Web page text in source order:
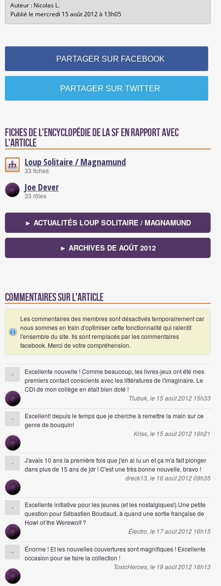
Auteur : Nicolas L.
Publié le mercredi 15 août 2012 à 13h05
PARTAGER SUR FACEBOOK
PARTAGER SUR TWITTER
Fiches de l'encyclopédie de la SF en rapport avec
l'article
Loup Solitaire / Magnamund
33 fiches
Joe Dever
33 rôles
► ACTUALITÉS LOUP SOLITAIRE / MAGNAMUND
► ARCHIVES DE AOÛT 2012
Commentaires sur l'article
Les commentaires des membres sont désactivés temporairement car
nous sommes en train d'optimiser cette fonctionnalité qui ralentit
l'ensemble du site. Ils sont remplacés par les commentaires
facebook. Merci de votre compréhension.
-
Excellente nouvelle ! Comme beaucoup, les livres-jeux ont été mes
premiers contact conscients avec les littératures de l'imaginaire. Le
CDI de mon collège en était bien doté !
Tiubuk, le 15 août 2012 15h33
-
Excellent! depuis le temps que je cherche à remettre la main sur ce
genre de bouquin!
Kriss, le 15 août 2012 16h21
-
J'avais 10 ans la première fois que j'en ai lu un et ça m'a fait plonger
dans plus de 15 ans de jdr ! C'est une très bonne nouvelle, bravo !
dreck13, le 16 août 2012 09h35
-
Excellente initiative pour les jeunes (et les nostalgiques!).Une petite
question pour Sébastien Boudaud, à quand une sortie française de
Howl of the Werewolf ?
Électro, le 17 août 2012 16h15
-
Énorme ! Et les nouvelles couvertures sont magnifiques ! Excellente
occasion pour se faire la collection !
ToxicHeroes, le 19 août 2012 16h13